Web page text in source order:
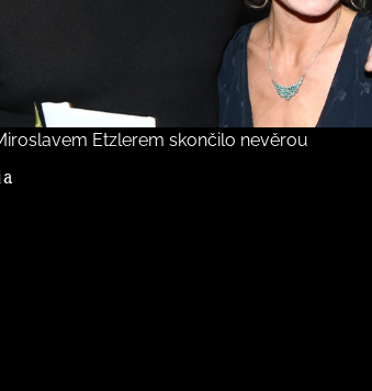
Etzlerem skončilo nevěrou